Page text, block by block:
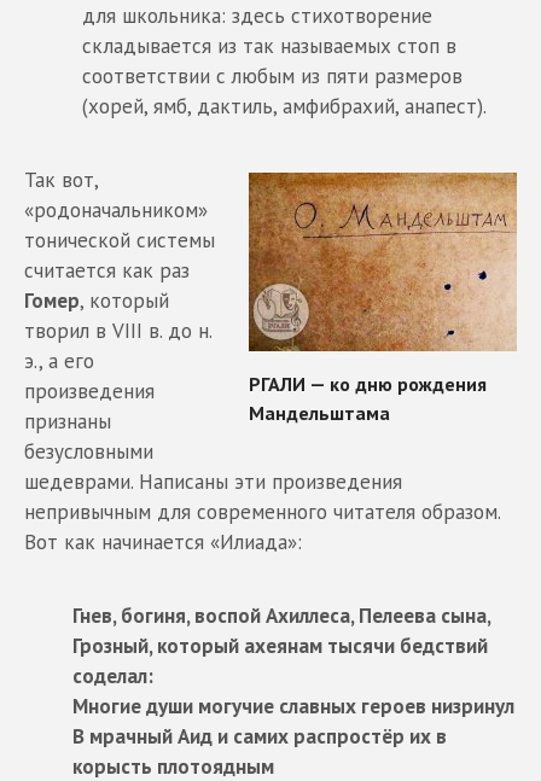
для школьника: здесь стихотворение
складывается из так называемых стоп в
соответствии с любым из пяти размеров
(хорей, ямб, дактиль, амфибрахий, анапест).
Так вот,
«родоначальником»
тонической системы
считается как раз
Гомер, который
творил в VIII в. до н.
э., а его
произведения
признаны
безусловными
шедеврами. Написаны эти произведения
непривычным для современного читателя образом.
Вот как начинается «Илиада»:
Гнев, богиня, воспой Ахиллеса, Пелеева сына,
Грозный, который ахеянам тысячи бедствий
соделал:
Многие души могучие славных героев низринул
В мрачный Аид и самих распростёр их в
корысть плотоядным